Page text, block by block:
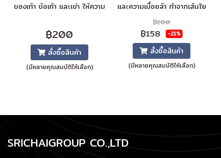
ของเท้า ข้อเท้า และเข่า ให้ความ
ทนทานใช้งานได้นาน
฿200
สั่งซื้อสินค้า
(มีหลายคุณสมบัติให้เลือก)
และความเมื่อยล้า ทำจากเส้นใย
ไผ่ที่เป็นมิตรต่อสิ่งแวดล้อม
77% รับประกันความสบายเหนือ
ระดับตลอดทั้งวัน การถักแบบ
รัดแน่นเพื่อลดการบวมของเท้า
และความเมื่อยล้า คุณสมบัติ -
ลดกลิ่นอับ ดูดซับความชื้น
฿200
฿158 -21%
สั่งซื้อสินค้า
(มีหลายคุณสมบัติให้เลือก)
SRICHAIGROUP CO.,LTD